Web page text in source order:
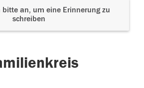
bitte an, um eine Erinnerung zu
schreiben